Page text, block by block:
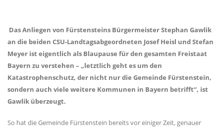
Das Anliegen von Fürstensteins Bürgermeister Stephan Gawlik
an die beiden CSU-Landtagsabgeordneten Josef Heisl und Stefan
Meyer ist eigentlich als Blaupause für den gesamten Freistaat
Bayern zu verstehen – „letztlich geht es um den
Katastrophenschutz, der nicht nur die Gemeinde Fürstenstein,
sondern auch viele weitere Kommunen in Bayern betrifft“, ist
Gawlik überzeugt.
So hat die Gemeinde Fürstenstein bereits vor einiger Zeit, genauer